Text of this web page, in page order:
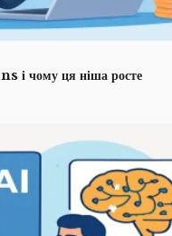
і чому ця ніша росте